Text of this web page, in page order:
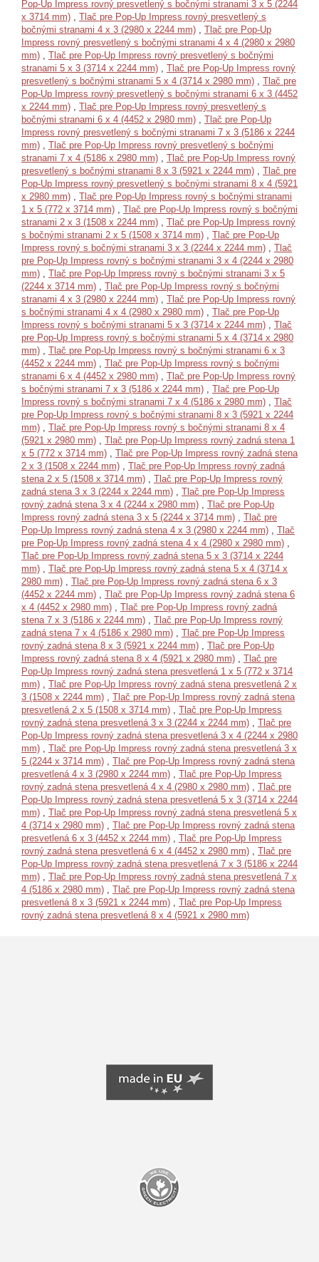
Pop-Up Impress rovný presvetlený s bočnými stranami 3 x 5 (2244
x 3714 mm) , Tlač pre Pop-Up Impress rovný presvetlený s
bočnými stranami 4 x 3 (2980 x 2244 mm) , Tlač pre Pop-Up
Impress rovný presvetlený s bočnými stranami 4 x 4 (2980 x 2980
mm) , Tlač pre Pop-Up Impress rovný presvetlený s bočnými
stranami 5 x 3 (3714 x 2244 mm) , Tlač pre Pop-Up Impress rovný
presvetlený s bočnými stranami 5 x 4 (3714 x 2980 mm) , Tlač pre
Pop-Up Impress rovný presvetlený s bočnými stranami 6 x 3 (4452
x 2244 mm) , Tlač pre Pop-Up Impress rovný presvetlený s
bočnými stranami 6 x 4 (4452 x 2980 mm) , Tlač pre Pop-Up
Impress rovný presvetlený s bočnými stranami 7 x 3 (5186 x 2244
mm) , Tlač pre Pop-Up Impress rovný presvetlený s bočnými
stranami 7 x 4 (5186 x 2980 mm) , Tlač pre Pop-Up Impress rovný
presvetlený s bočnými stranami 8 x 3 (5921 x 2244 mm) , Tlač pre
Pop-Up Impress rovný presvetlený s bočnými stranami 8 x 4 (5921
x 2980 mm) , Tlač pre Pop-Up Impress rovný s bočnými stranami
1 x 5 (772 x 3714 mm) , Tlač pre Pop-Up Impress rovný s bočnými
stranami 2 x 3 (1508 x 2244 mm) , Tlač pre Pop-Up Impress rovný
s bočnými stranami 2 x 5 (1508 x 3714 mm) , Tlač pre Pop-Up
Impress rovný s bočnými stranami 3 x 3 (2244 x 2244 mm) , Tlač
pre Pop-Up Impress rovný s bočnými stranami 3 x 4 (2244 x 2980
mm) , Tlač pre Pop-Up Impress rovný s bočnými stranami 3 x 5
(2244 x 3714 mm) , Tlač pre Pop-Up Impress rovný s bočnými
stranami 4 x 3 (2980 x 2244 mm) , Tlač pre Pop-Up Impress rovný
s bočnými stranami 4 x 4 (2980 x 2980 mm) , Tlač pre Pop-Up
Impress rovný s bočnými stranami 5 x 3 (3714 x 2244 mm) , Tlač
pre Pop-Up Impress rovný s bočnými stranami 5 x 4 (3714 x 2980
mm) , Tlač pre Pop-Up Impress rovný s bočnými stranami 6 x 3
(4452 x 2244 mm) , Tlač pre Pop-Up Impress rovný s bočnými
stranami 6 x 4 (4452 x 2980 mm) , Tlač pre Pop-Up Impress rovný
s bočnými stranami 7 x 3 (5186 x 2244 mm) , Tlač pre Pop-Up
Impress rovný s bočnými stranami 7 x 4 (5186 x 2980 mm) , Tlač
pre Pop-Up Impress rovný s bočnými stranami 8 x 3 (5921 x 2244
mm) , Tlač pre Pop-Up Impress rovný s bočnými stranami 8 x 4
(5921 x 2980 mm) , Tlač pre Pop-Up Impress rovný zadná stena 1
x 5 (772 x 3714 mm) , Tlač pre Pop-Up Impress rovný zadná stena
2 x 3 (1508 x 2244 mm) , Tlač pre Pop-Up Impress rovný zadná
stena 2 x 5 (1508 x 3714 mm) , Tlač pre Pop-Up Impress rovný
zadná stena 3 x 3 (2244 x 2244 mm) , Tlač pre Pop-Up Impress
rovný zadná stena 3 x 4 (2244 x 2980 mm) , Tlač pre Pop-Up
Impress rovný zadná stena 3 x 5 (2244 x 3714 mm) , Tlač pre
Pop-Up Impress rovný zadná stena 4 x 3 (2980 x 2244 mm) , Tlač
pre Pop-Up Impress rovný zadná stena 4 x 4 (2980 x 2980 mm) ,
Tlač pre Pop-Up Impress rovný zadná stena 5 x 3 (3714 x 2244
mm) , Tlač pre Pop-Up Impress rovný zadná stena 5 x 4 (3714 x
2980 mm) , Tlač pre Pop-Up Impress rovný zadná stena 6 x 3
(4452 x 2244 mm) , Tlač pre Pop-Up Impress rovný zadná stena 6
x 4 (4452 x 2980 mm) , Tlač pre Pop-Up Impress rovný zadná
stena 7 x 3 (5186 x 2244 mm) , Tlač pre Pop-Up Impress rovný
zadná stena 7 x 4 (5186 x 2980 mm) , Tlač pre Pop-Up Impress
rovný zadná stena 8 x 3 (5921 x 2244 mm) , Tlač pre Pop-Up
Impress rovný zadná stena 8 x 4 (5921 x 2980 mm) , Tlač pre
Pop-Up Impress rovný zadná stena presvetlená 1 x 5 (772 x 3714
mm) , Tlač pre Pop-Up Impress rovný zadná stena presvetlená 2 x
3 (1508 x 2244 mm) , Tlač pre Pop-Up Impress rovný zadná stena
presvetlená 2 x 5 (1508 x 3714 mm) , Tlač pre Pop-Up Impress
rovný zadná stena presvetlená 3 x 3 (2244 x 2244 mm) , Tlač pre
Pop-Up Impress rovný zadná stena presvetlená 3 x 4 (2244 x 2980
mm) , Tlač pre Pop-Up Impress rovný zadná stena presvetlená 3 x
5 (2244 x 3714 mm) , Tlač pre Pop-Up Impress rovný zadná stena
presvetlená 4 x 3 (2980 x 2244 mm) , Tlač pre Pop-Up Impress
rovný zadná stena presvetlená 4 x 4 (2980 x 2980 mm) , Tlač pre
Pop-Up Impress rovný zadná stena presvetlená 5 x 3 (3714 x 2244
mm) , Tlač pre Pop-Up Impress rovný zadná stena presvetlená 5 x
4 (3714 x 2980 mm) , Tlač pre Pop-Up Impress rovný zadná stena
presvetlená 6 x 3 (4452 x 2244 mm) , Tlač pre Pop-Up Impress
rovný zadná stena presvetlená 6 x 4 (4452 x 2980 mm) , Tlač pre
Pop-Up Impress rovný zadná stena presvetlená 7 x 3 (5186 x 2244
mm) , Tlač pre Pop-Up Impress rovný zadná stena presvetlená 7 x
4 (5186 x 2980 mm) , Tlač pre Pop-Up Impress rovný zadná stena
presvetlená 8 x 3 (5921 x 2244 mm) , Tlač pre Pop-Up Impress
rovný zadná stena presvetlená 8 x 4 (5921 x 2980 mm)